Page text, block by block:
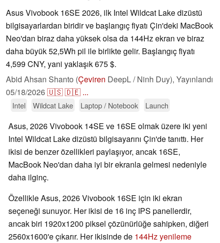
Asus Vivobook 16SE 2026, ilk Intel Wildcat Lake dizüstü
bilgisayarlardan biridir ve başlangıç fiyatı Çin'deki MacBook
Neo'dan biraz daha yüksek olsa da 144Hz ekran ve biraz
daha büyük 52,5Wh pil ile birlikte gelir. Başlangıç fiyatı
4,599 CNY, yani yaklaşık 675 $.
Abid Ahsan Shanto (Çeviren DeepL / Ninh Duy), Yayınlandı
05/18/2026🇺🇸🇩🇪 ...
Intel Wildcat Lake Laptop / Notebook Launch
Asus, 2026 Vivobook 14SE ve 16SE olmak üzere iki yeni
Intel Wildcat Lake dizüstü bilgisayarını Çin'de tanıttı. Her
ikisi de benzer özellikleri paylaşıyor, ancak 16SE,
MacBook Neo'dan daha iyi bir ekranla gelmesi nedeniyle
daha ilginç.
Özellikle Asus, 2026 Vivobook 16SE için iki ekran
seçeneği sunuyor. Her ikisi de 16 inç IPS panellerdir,
ancak biri 1920x1200 piksel çözünürlüğe sahipken, diğeri
2560x1600'e çıkarır. Her ikisinde de 144Hz yenileme